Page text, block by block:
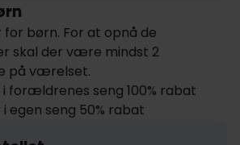
for børn. For at opnå de
skal der være mindst 2
på værelset.
i forældrenes seng 100% rabat
i egen seng 50% rabat